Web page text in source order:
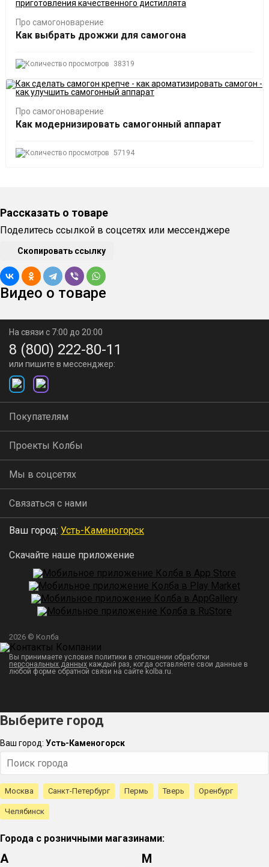
Про самогоноварение
Как выбрать дрожжи для самогона
38319
Про самогоноварение
Как модернизировать самогонный аппарат
57194
Рассказать о товаре
Поделитесь ссылкой в соцсетях или мессенджере
Скопировать ссылку
Видео о товаре
На связи с 7:00 до 20:00
8 (800) 222-80-11
или пишите в мессенджер:
Покупателям
Проекты Колбы
Мы в соцсетях
Связаться с нами
Ваш город: Усть-Каменогорск
Скачайте наше приложение
2026 © Колба
Вы принимаете условия политики в отношении обработки
персональных данных каждый раз, когда оставляете свои данные в
любой форме обратной связи на сайте kolba.ru.
Выберите город
Ваш город: Усть-Каменогорск
Москва Санкт-Петербург Пермь Тверь Оренбург
Челябинск
Города с розничными магазинами:
А М